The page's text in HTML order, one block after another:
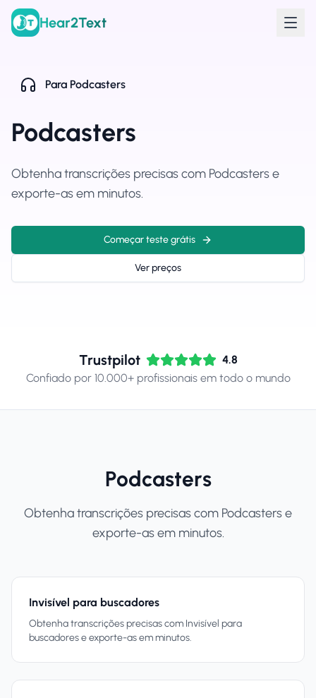
Hear2Text
Para Podcasters
Podcasters
Obtenha transcrições precisas com Podcasters e
exporte-as em minutos.
Começar teste grátis
Ver preços
Trustpilot
4.8
Confiado por 10.000+ profissionais em todo o mundo
Podcasters
Obtenha transcrições precisas com Podcasters e
exporte-as em minutos.
Invisível para buscadores
Obtenha transcrições precisas com Invisível para
buscadores e exporte-as em minutos.